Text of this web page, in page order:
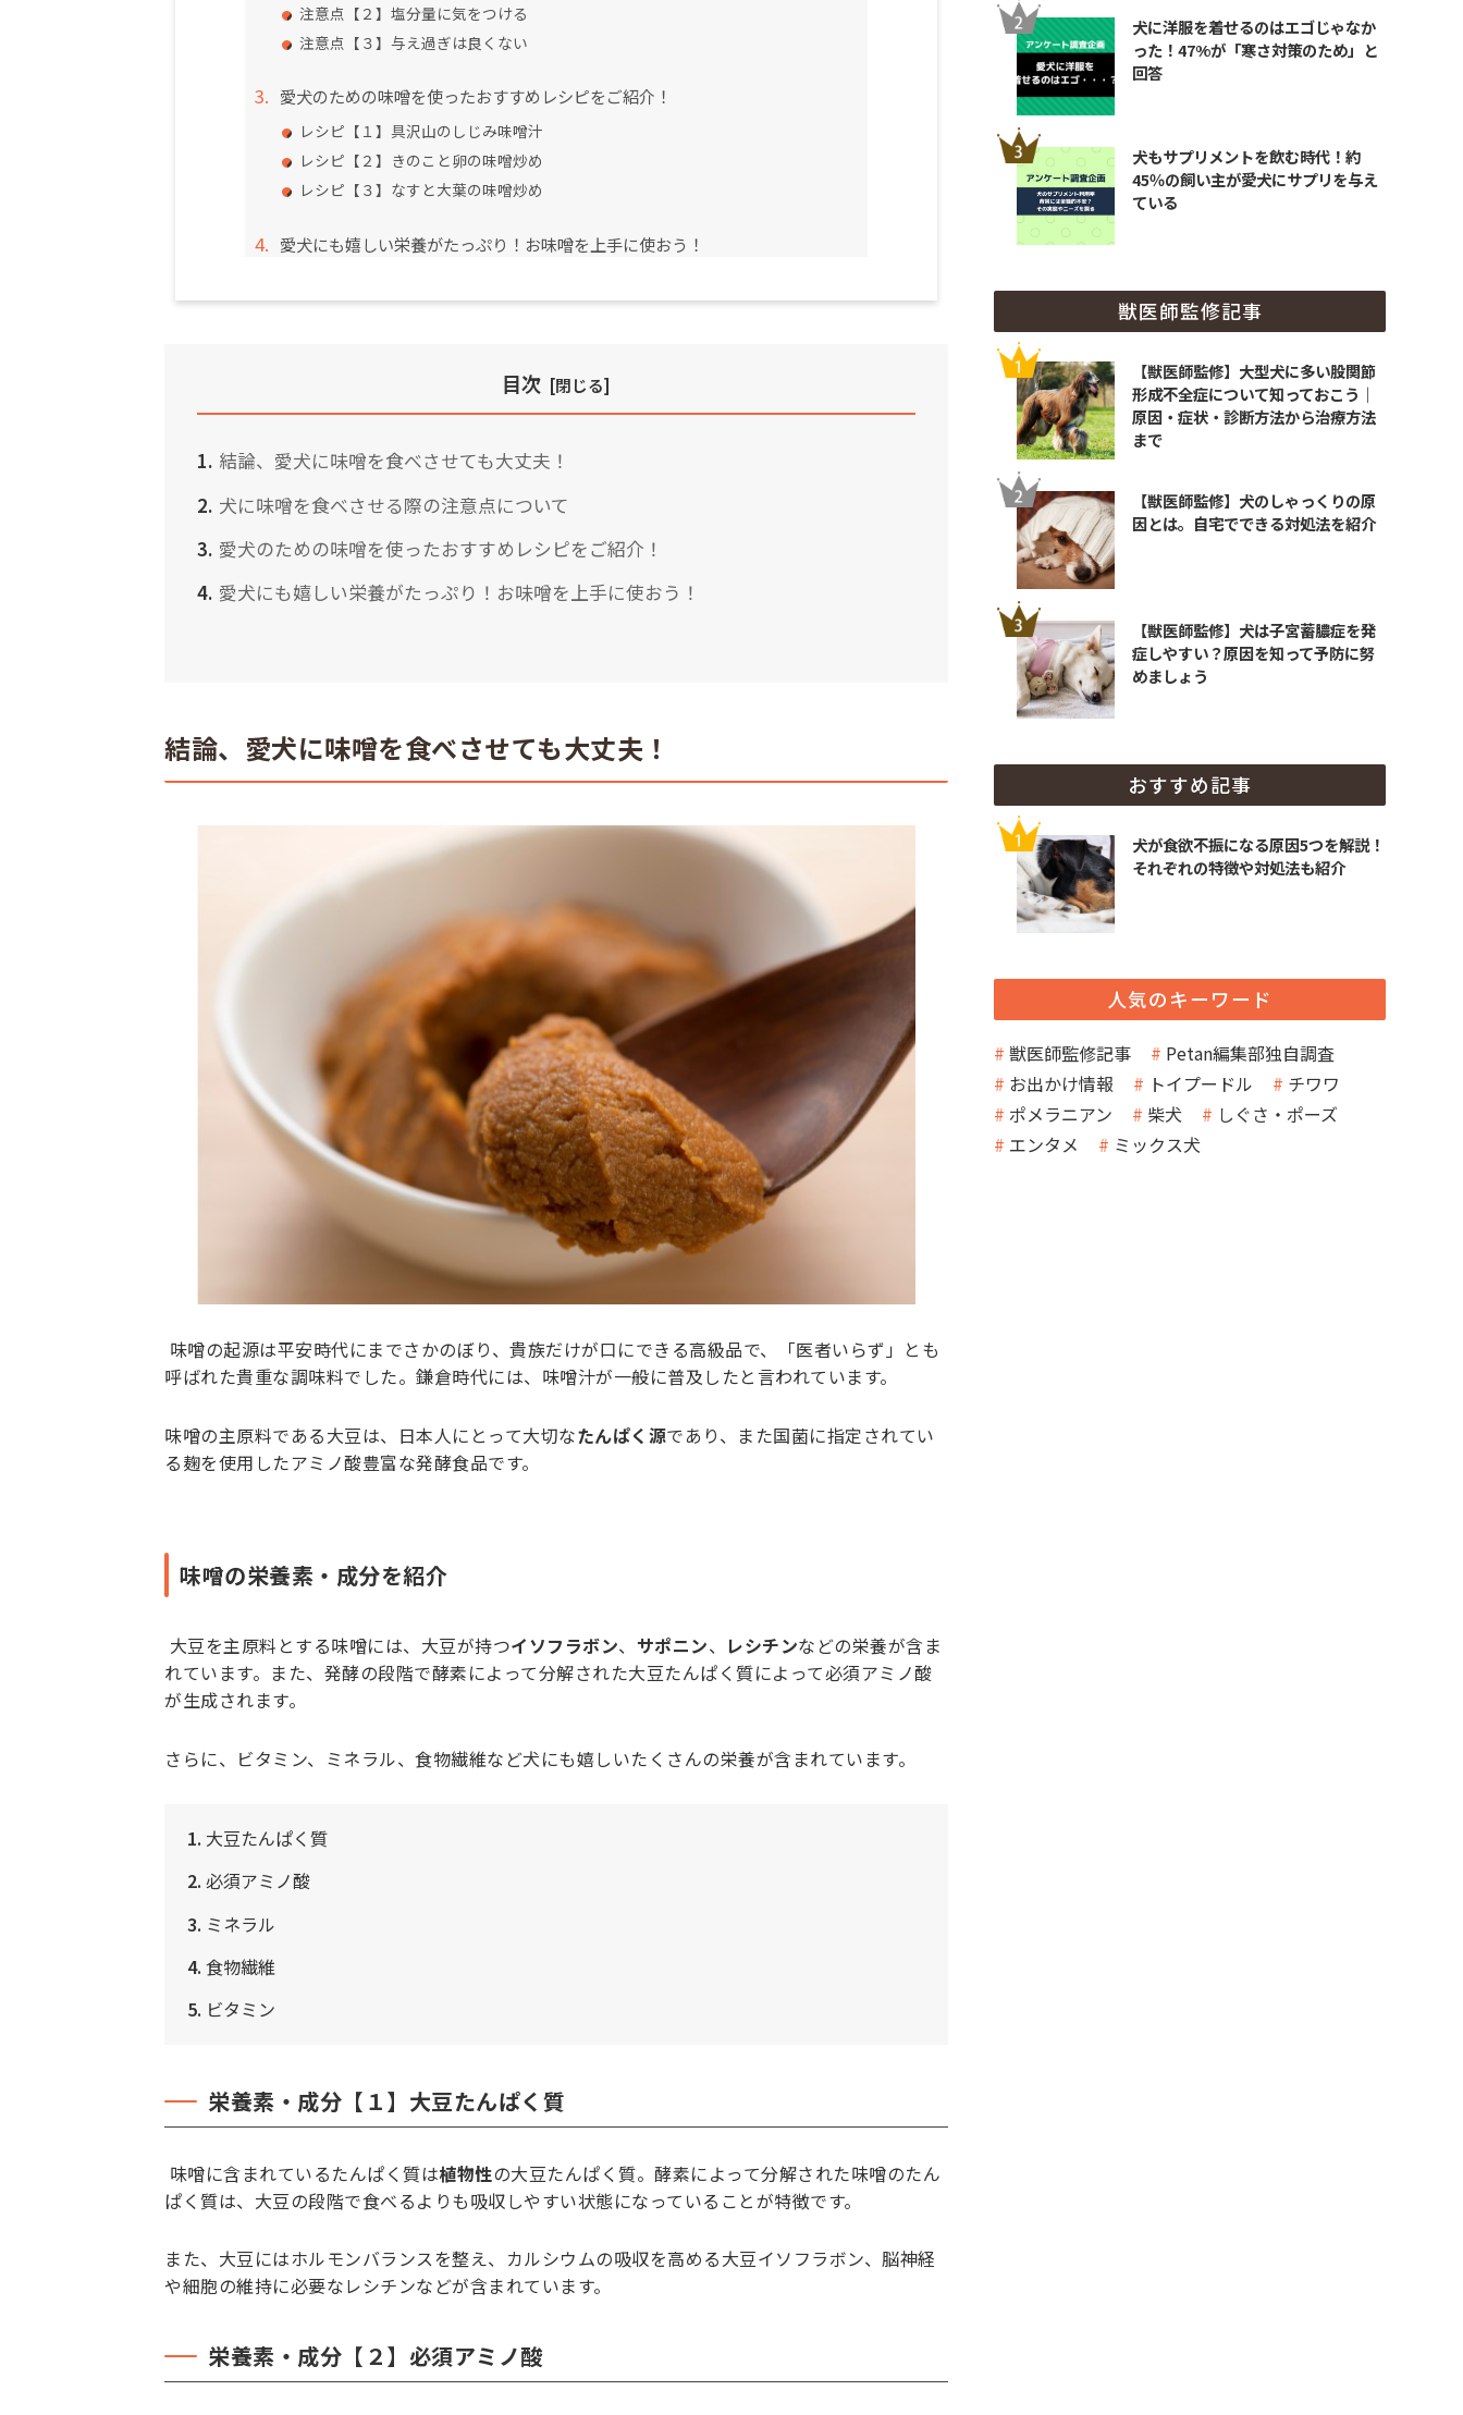
注意点【２】塩分量に気をつける
注意点【３】与え過ぎは良くない
愛犬のための味噌を使ったおすすめレシピをご紹介！
レシピ【１】具沢山のしじみ味噌汁
レシピ【２】きのこと卵の味噌炒め
レシピ【３】なすと大葉の味噌炒め
愛犬にも嬉しい栄養がたっぷり！お味噌を上手に使おう！
目次
結論、愛犬に味噌を食べさせても大丈夫！
犬に味噌を食べさせる際の注意点について
愛犬のための味噌を使ったおすすめレシピをご紹介！
愛犬にも嬉しい栄養がたっぷり！お味噌を上手に使おう！
結論、愛犬に味噌を食べさせても大丈夫！
味噌の起源は平安時代にまでさかのぼり、貴族だけが口にできる高級品で、「医者いらず」とも
呼ばれた貴重な調味料でした。鎌倉時代には、味噌汁が一般に普及したと言われています。
味噌の主原料である大豆は、日本人にとって大切なたんぱく源であり、また国菌に指定されてい
る麹を使用したアミノ酸豊富な発酵食品です。
味噌の栄養素・成分を紹介
大豆を主原料とする味噌には、大豆が持つイソフラボン、 サポニン、 レシチンなどの栄養が含ま
れています。また、発酵の段階で酵素によって分解された大豆たんぱく質によって必須アミノ酸
が生成されます。
さらに、ビタミン、ミネラル、食物繊維など犬にも嬉しいたくさんの栄養が含まれています。
1. 大豆たんぱく質
2. 必須アミノ酸
3. ミネラル
4. 食物繊維
5. ビタミン
栄養素・成分【１】大豆たんぱく質
味噌に含まれているたんぱく質は植物性の大豆たんぱく質。酵素によって分解された味噌のたん
ぱく質は、大豆の段階で食べるよりも吸収しやすい状態になっていることが特徴です。
また、大豆にはホルモンバランスを整え、カルシウムの吸収を高める大豆イソフラボン、脳神経
や細胞の維持に必要なレシチンなどが含まれています。
栄養素・成分【２】必須アミノ酸
犬に洋服を着せるのはエゴじゃなか
った！47%が「寒さ対策のため」と
回答
犬もサプリメントを飲む時代！約
45％の飼い主が愛犬にサプリを与え
ている
獣医師監修記事
【獣医師監修】大型犬に多い股関節
形成不全症について知っておこう｜
原因・症状・診断方法から治療方法
まで
【獣医師監修】犬のしゃっくりの原
因とは。自宅でできる対処法を紹介
【獣医師監修】犬は子宮蓄膿症を発
症しやすい？原因を知って予防に努
めましょう
おすすめ記事
犬が食欲不振になる原因5つを解説！
それぞれの特徴や対処法も紹介
人気のキーワード
獣医師監修記事
Petan編集部独自調査
お出かけ情報
トイプードル
チワワ
ポメラニアン
柴犬
しぐさ・ポーズ
エンタメ
ミックス犬